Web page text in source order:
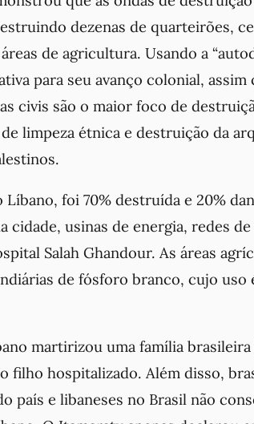
dezenas de quarteirões,
de agricultura. Usando a
para seu avanço colonial, assim
civis são o maior foco de
limpeza étnica e destruição da
Líbano, foi 70% destruída e 20%
cidade, usinas de energia, redes de
Salah Ghandour. As áreas
de fósforo branco, cujo
martirizou uma família brasileira
filho hospitalizado. Além disso,
país e libaneses no Brasil não